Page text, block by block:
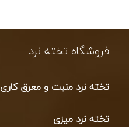
فروشگاه تخته نرد
تخته نرد منبت و معرق کاری
تخته نرد میزی